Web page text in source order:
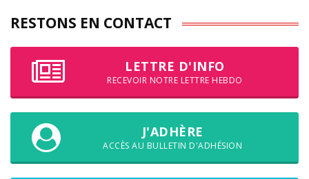
RESTONS EN CONTACT
LETTRE D'INFO
RECEVOIR NOTRE LETTRE HEBDO
J'ADHÈRE
ACCÈS AU BULLETIN D'ADHÉSION